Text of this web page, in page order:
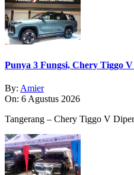
Punya 3 Fungsi, Chery Tiggo
By: Amier
On: 6 Agustus 2026
Tangerang – Chery Tiggo V